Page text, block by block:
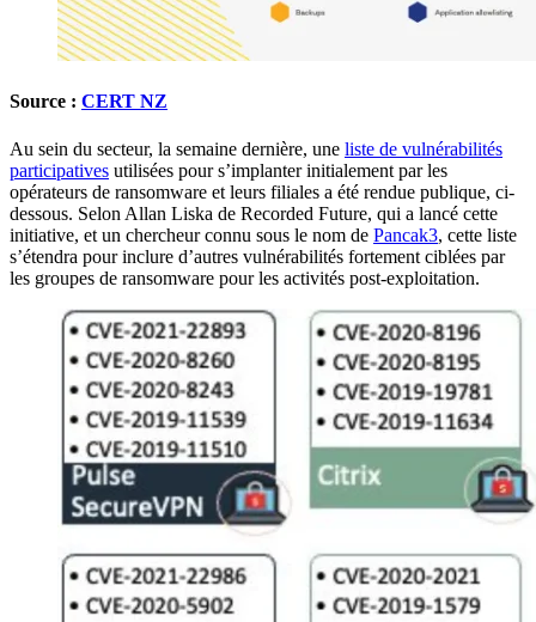
Source : CERT NZ
Au sein du secteur, la semaine dernière, une liste de vulnérabilités
participatives utilisées pour s’implanter initialement par les
opérateurs de ransomware et leurs filiales a été rendue publique, ci-
dessous. Selon Allan Liska de Recorded Future, qui a lancé cette
initiative, et un chercheur connu sous le nom de Pancak3, cette liste
s’étendra pour inclure d’autres vulnérabilités fortement ciblées par
les groupes de ransomware pour les activités post-exploitation.